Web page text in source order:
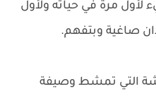
مرة في حياته ولأول
صاغية وبتفهم.
التي تمشط وصيفة